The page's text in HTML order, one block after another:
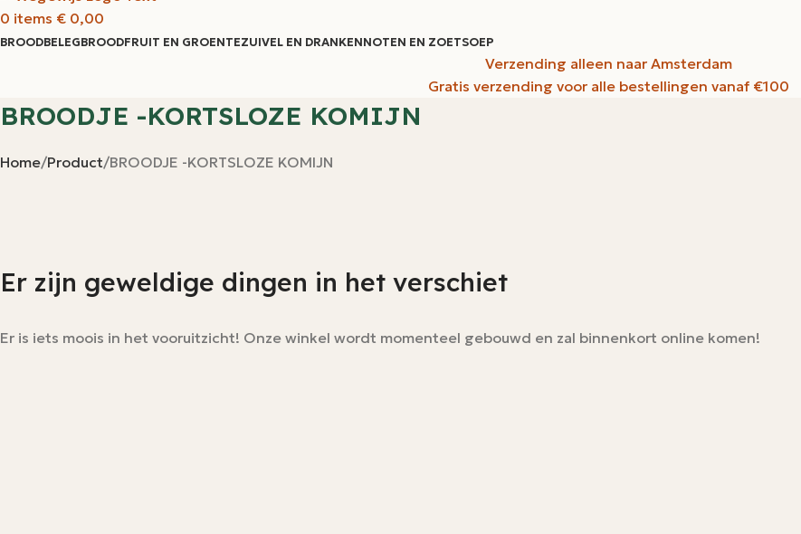
0 items € 0,00
BROODBELEGBROODFRUIT EN GROENTEZUIVEL EN DRANKENNOTEN EN ZOETSOEP
Verzending alleen naar Amsterdam
Gratis verzending voor alle bestellingen vanaf €100
BROODJE -KORTSLOZE KOMIJN
Home Product BROODJE -KORTSLOZE KOMIJN
Er zijn geweldige dingen in het verschiet
Er is iets moois in het vooruitzicht! Onze winkel wordt momenteel gebouwd en zal binnenkort online komen!